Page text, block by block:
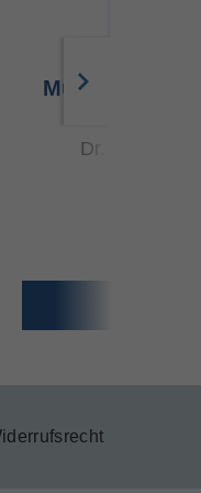
Musik, Tanz
Dr. Michaela